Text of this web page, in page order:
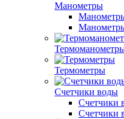
Манометры
Термометры
Счетчики воды
Счетчики
Счетчики